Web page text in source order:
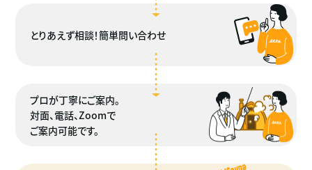
とりあえず相談！簡単問い合わせ
プロが丁寧にご案内。
対面、電話、Zoomで
ご案内可能です。